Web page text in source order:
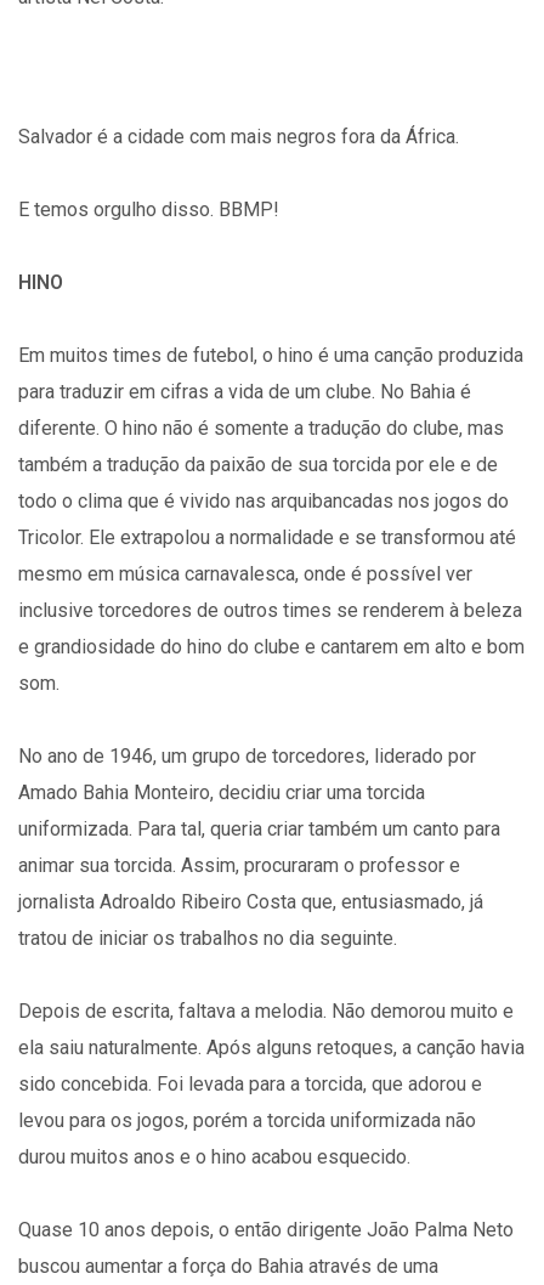
Salvador é a cidade com mais negros fora da África.
E temos orgulho disso. BBMP!
HINO
Em muitos times de futebol, o hino é uma canção produzida
para traduzir em cifras a vida de um clube. No Bahia é
diferente. O hino não é somente a tradução do clube, mas
também a tradução da paixão de sua torcida por ele e de
todo o clima que é vivido nas arquibancadas nos jogos do
Tricolor. Ele extrapolou a normalidade e se transformou até
mesmo em música carnavalesca, onde é possível ver
inclusive torcedores de outros times se renderem à beleza
e grandiosidade do hino do clube e cantarem em alto e bom
som.
No ano de 1946, um grupo de torcedores, liderado por
Amado Bahia Monteiro, decidiu criar uma torcida
uniformizada. Para tal, queria criar também um canto para
animar sua torcida. Assim, procuraram o professor e
jornalista Adroaldo Ribeiro Costa que, entusiasmado, já
tratou de iniciar os trabalhos no dia seguinte.
Depois de escrita, faltava a melodia. Não demorou muito e
ela saiu naturalmente. Após alguns retoques, a canção havia
sido concebida. Foi levada para a torcida, que adorou e
levou para os jogos, porém a torcida uniformizada não
durou muitos anos e o hino acabou esquecido.
Quase 10 anos depois, o então dirigente João Palma Neto
buscou aumentar a força do Bahia através de uma